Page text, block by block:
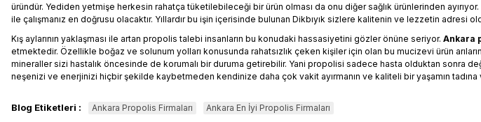
üründür. Yediden yetmişe herkesin rahatça tüketilebileceği bir ürün olması da onu diğer sağlık ürünlerinden
ile çalışmanız en doğrusu olacaktır. Yıllardır bu işin içerisinde bulunan Dikbıyık sizlere kalitenin ve lezzetin adresi
Kış aylarının yaklaşması ile artan propolis talebi insanların bu konudaki hassasiyetini gözler önüne seriyor. Ankara
etmektedir. Özellikle boğaz ve solunum yolları konusunda rahatsızlık çeken kişiler için olan bu mucizevi ürün
mineraller sizi hastalık öncesinde de korumalı bir duruma getirebilir. Yani propolisi sadece hasta olduktan sonra
neşenizi ve enerjinizi hiçbir şekilde kaybetmeden kendinize daha çok vakit ayırmanın ve kaliteli bir yaşamın tadına
Blog Etiketleri : Ankara Propolis Firmaları Ankara En İyi Propolis Firmaları